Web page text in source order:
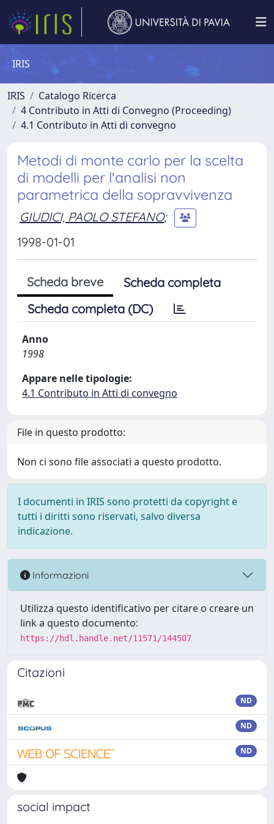
IRIS
IRIS
Catalogo Ricerca
4 Contributo in Atti di Convegno (Proceeding)
4.1 Contributo in Atti di convegno
Metodi di monte carlo per la scelta
di modelli per l'analisi non
parametrica della sopravvivenza
GIUDICI, PAOLO STEFANO;
1998-01-01
Scheda breve
Scheda completa
Scheda completa (DC)
Anno
1998
Appare nelle tipologie:
4.1 Contributo in Atti di convegno
File in questo prodotto:
Non ci sono file associati a questo prodotto.
I documenti in IRIS sono protetti da copyright e
tutti i diritti sono riservati, salvo diversa
indicazione.
Informazioni
Utilizza questo identificativo per citare o creare un
link a questo documento:
https://hdl.handle.net/11571/144507
Citazioni
ND
ND
ND
social impact